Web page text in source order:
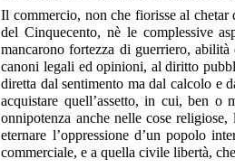
Il commercio, non che fiorisse al chetar
del Cinquecento, nè le complessive
mancarono fortezza di guerriero,
canoni legali ed opinioni, al diritto
diretta dal sentimento ma dal calcolo e
acquistare quell’assetto, in cui, ben o
onnipotenza anche nelle cose
eternare l’oppressione d’un popolo
commerciale, e a quella civile libertà,